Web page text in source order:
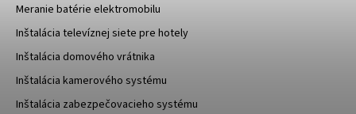
Meranie batérie elektromobilu
Inštalácia televíznej siete pre hotely
Inštalácia domového vrátnika
Inštalácia kamerového systému
Inštalácia zabezpečovacieho systému